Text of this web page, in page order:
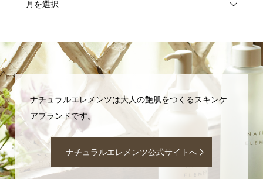
月を選択
ナチュラルエレメンツは大人の艶肌をつくるスキンケ
アブランドです。
ナチュラルエレメンツ公式サイトへ